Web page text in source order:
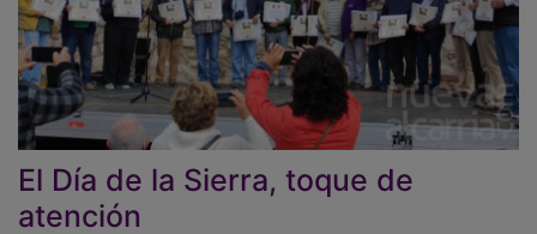
El Día de la Sierra, toque de
atención